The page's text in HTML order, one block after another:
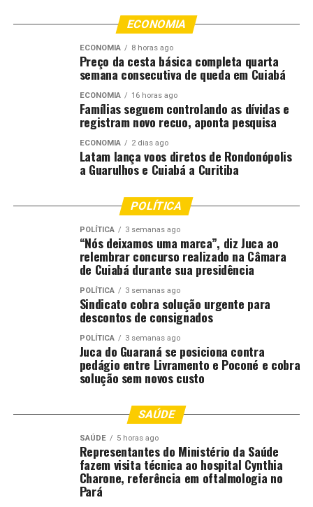
Policia Civil MT – MT
Comentários
DEL
DELEGACIA
FEVEREIRO JOÃO
POLICIA-MT REI SÃO
Polícia Civil cumpre buscas contra facção criminosa
envolvida com tráfico de drogas e lavagem de dinheiro
em Nova Xavantina
Quatro foragidos da Justiça são localizados e presos
pela Polícia Militar no interior de MT
ECONOMIA
ECONOMIA 8 horas ago
Preço da cesta básica completa quarta
semana consecutiva de queda em Cuiabá
ECONOMIA 16 horas ago
Famílias seguem controlando as dívidas e
registram novo recuo, aponta pesquisa
ECONOMIA 2 dias ago
Latam lança voos diretos de Rondonópolis
a Guarulhos e Cuiabá a Curitiba
POLÍTICA
POLÍTICA 3 semanas ago
“Nós deixamos uma marca”, diz Juca ao
relembrar concurso realizado na Câmara
de Cuiabá durante sua presidência
POLÍTICA 3 semanas ago
Sindicato cobra solução urgente para
descontos de consignados
POLÍTICA 3 semanas ago
Juca do Guaraná se posiciona contra
pedágio entre Livramento e Poconé e cobra
solução sem novos custo
SAÚDE
SAÚDE 5 horas ago
Representantes do Ministério da Saúde
fazem visita técnica ao hospital Cynthia
Charone, referência em oftalmologia no
Pará